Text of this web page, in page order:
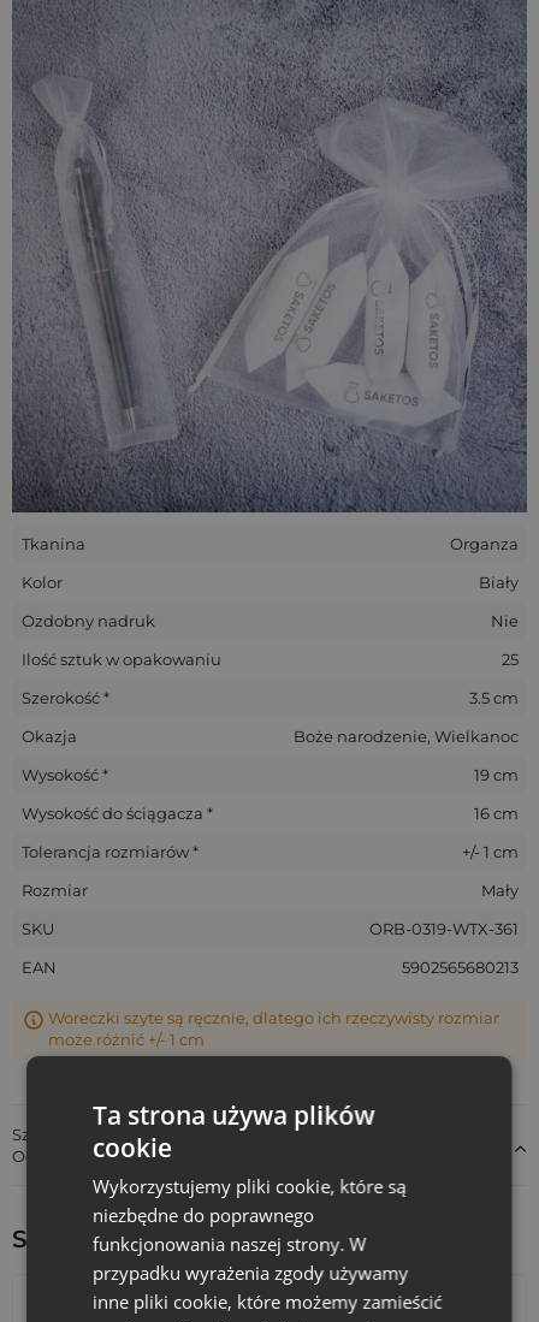
zaś jej przezroczystość sprawia, że nie będzie konieczne
wielominutowe szukanie konkretnej paczki - zamiast tego
spakowane przedmioty będą widoczne już na pierwszy rzut
oka!
Te niewielkie woreczki z organzysą wielofunkcyjne:
doskonale sprawdzą się nie tylko jako przechowalnia małych
przedmiotów, ale również źródło przyjemnych zapachów -
można w nich schować np. suszone kwiaty czy specjalne
kulki zapachowe, a także wiele innych rzeczy!
Tkanina
Organza
Kolor
Biały
Ozdobny nadruk
Nie
Ilość sztuk w opakowaniu
25
Szerokość *
3.5 cm
Okazja
Boże narodzenie, Wielkanoc
Wysokość *
19 cm
Wysokość do ściągacza *
16 cm
Tolerancja rozmiarów *
+/- 1 cm
Rozmiar
Mały
SKU
ORB-0319-WTX-361
EAN
5902565680213
Woreczki szyte są ręcznie, dlatego ich rzeczywisty rozmiar
może różnić +/- 1 cm
Szczegóły dotyczące zgodności produktu z przepisami:
Odpowiedzialność za produkt
Sprawdź inne ciekawe produkty:
Ta strona używa plików
cookie
Wykorzystujemy pliki cookie, które są
niezbędne do poprawnego
funkcjonowania naszej strony. W
przypadku wyrażenia zgody używamy
inne pliki cookie, które możemy zamieścić